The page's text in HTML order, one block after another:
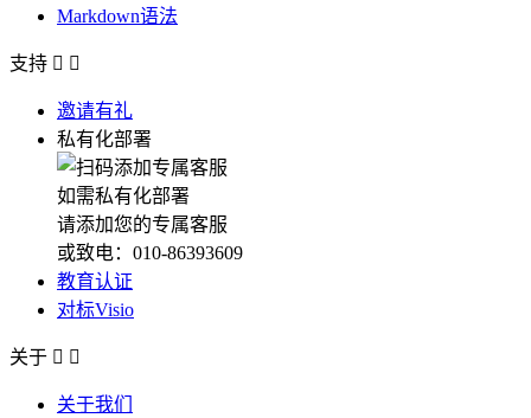
Markdown语法
支持  
邀请有礼
私有化部署
如需私有化部署
请添加您的专属客服
或致电：010-86393609
教育认证
对标Visio
关于  
关于我们